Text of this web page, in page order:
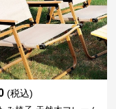
(税込)